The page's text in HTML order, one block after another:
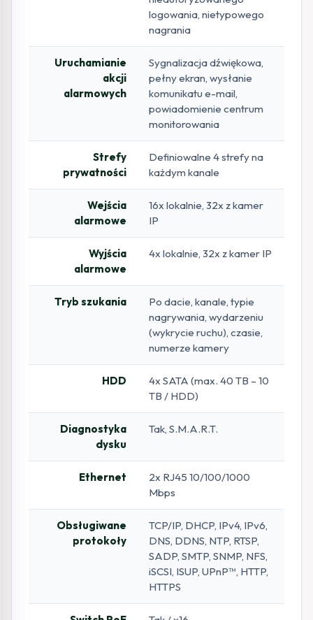
logowania, nietypowego
nagrania
Uruchamianie
akcji
alarmowych
Sygnalizacja dźwiękowa,
pełny ekran, wysłanie
komunikatu e-mail,
powiadomienie centrum
monitorowania
Strefy
prywatności
Definiowalne 4 strefy na
każdym kanale
Wejścia
alarmowe
16x lokalnie, 32x z kamer
IP
Wyjścia
alarmowe
4x lokalnie, 32x z kamer IP
Tryb szukania
Po dacie, kanale, typie
nagrywania, wydarzeniu
(wykrycie ruchu), czasie,
numerze kamery
HDD
4x SATA (max. 40 TB – 10
TB / HDD)
Diagnostyka
dysku
Tak, S.M.A.R.T.
Ethernet
2x RJ45 10/100/1000
Mbps
Obsługiwane
protokoły
TCP/IP, DHCP, IPv4, IPv6,
DNS, DDNS, NTP, RTSP,
SADP, SMTP, SNMP, NFS,
iSCSI, ISUP, UPnP™, HTTP,
HTTPS